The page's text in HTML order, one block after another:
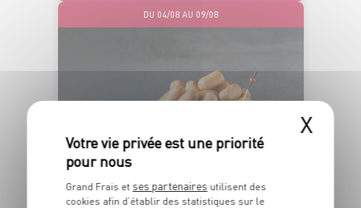
DU 04/08 AU 09/08
FRANCE
X
Grand Frais et ses partenaires utilisent des
cookies afin d’établir des statistiques sur le